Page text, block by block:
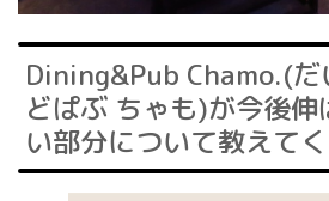
Dining&Pub Chamo.(だ
どぱぶ ちゃも)が今後伸
い部分について教えてく